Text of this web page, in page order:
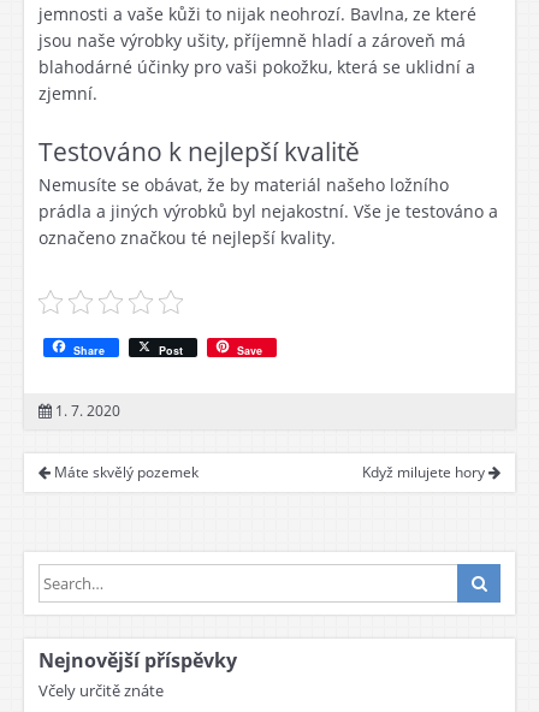
jemnosti a vaše kůži to nijak neohrozí. Bavlna, ze které
jsou naše výrobky ušity, příjemně hladí a zároveň má
blahodárné účinky pro vaši pokožku, která se uklidní a
zjemní.
Testováno k nejlepší kvalitě
Nemusíte se obávat, že by materiál našeho ložního
prádla a jiných výrobků byl nejakostní. Vše je testováno a
označeno značkou té nejlepší kvality.
Share Post Save
1. 7. 2020
Máte skvělý pozemek Když milujete hory
Nejnovější příspěvky
Včely určitě znáte